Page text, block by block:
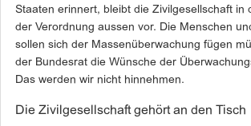
Staaten erinnert, bleibt die Zivilgesellschaft in
der Verordnung aussen vor. Die Menschen
sollen sich der Massenüberwachung fügen
der Bundesrat die Wünsche der
Das werden wir nicht hinnehmen.
Die Zivilgesellschaft gehört an den Tisch